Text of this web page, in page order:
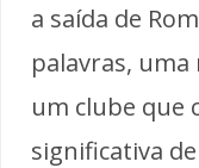
a saída de
palavras,
um clube que
significativa